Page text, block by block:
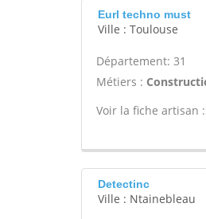
Eurl techno must
Ville : Toulouse
Département: 31
Métiers :
Voir la fiche artisan :
Detectinc
Ville : Ntainebleau